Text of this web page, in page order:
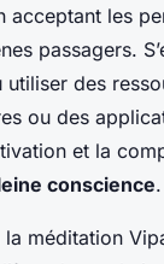
acceptant les
passagers.
des
ou des
et la
conscience.
la méditation